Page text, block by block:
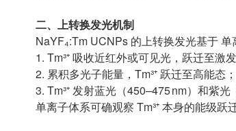
二、上转换发光机制
NaYF₄:Tm UCNPs 的上转换发光基于 单
1. Tm³⁺ 吸收近红外或可见光，跃迁至激发
2. 累积多光子能量，Tm³⁺ 跃迁至高能态；
3. Tm³⁺ 发射蓝光（450–475 nm）和紫
单离子体系可确观察 Tm³⁺ 本身的能级跃